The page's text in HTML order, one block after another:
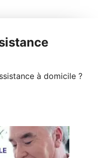
à domicile ?